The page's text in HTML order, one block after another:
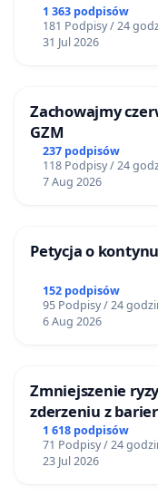
1 363 podpisów
181 Podpisy / 24
31 Jul 2026
Zachowajmy
GZM
237 podpisów
118 Podpisy / 24
7 Aug 2026
Petycja o
152 podpisów
95 Podpisy / 24
6 Aug 2026
Zmniejszenie
zderzeniu z
1 618 podpisów
71 Podpisy / 24
23 Jul 2026